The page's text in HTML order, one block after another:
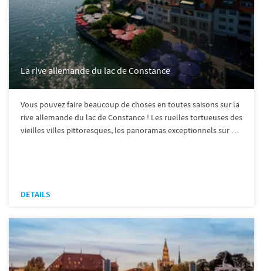
La rive allemande du lac de Constance
Vous pouvez faire beaucoup de choses en toutes saisons sur la
rive allemande du lac de Constance ! Les ruelles tortueuses des
vieilles villes pittoresques, les panoramas exceptionnels sur …
DETAILS